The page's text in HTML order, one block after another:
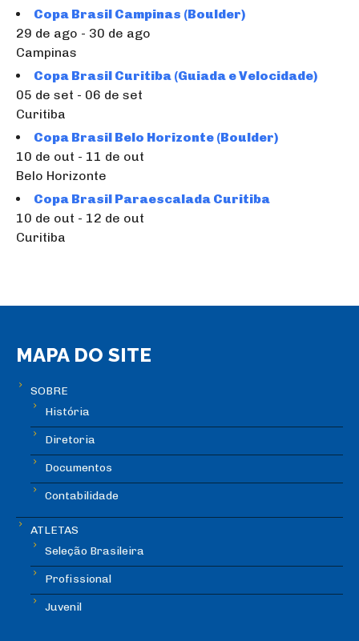
Copa Brasil Campinas (Boulder)
29 de ago - 30 de ago
Campinas
Copa Brasil Curitiba (Guiada e Velocidade)
05 de set - 06 de set
Curitiba
Copa Brasil Belo Horizonte (Boulder)
10 de out - 11 de out
Belo Horizonte
Copa Brasil Paraescalada Curitiba
10 de out - 12 de out
Curitiba
MAPA DO SITE
SOBRE
História
Diretoria
Documentos
Contabilidade
ATLETAS
Seleção Brasileira
Profissional
Juvenil